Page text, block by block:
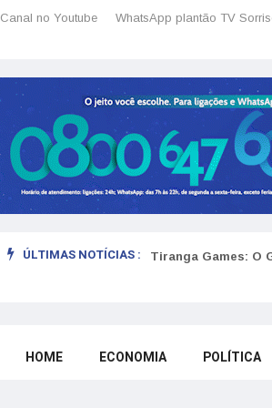
Canal no Youtube WhatsApp plantão TV
ÚLTIMAS NOTÍCIAS : Golpes do
HOME ECONOMIA POLÍTICA